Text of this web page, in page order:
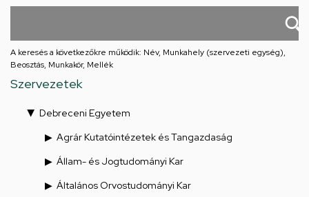
A keresés a következőkre működik: Név, Munkahely (szervezeti egység),
Beosztás, Munkakör, Mellék
Szervezetek
Debreceni Egyetem
Agrár Kutatóintézetek és Tangazdaság
Állam- és Jogtudományi Kar
Általános Orvostudományi Kar